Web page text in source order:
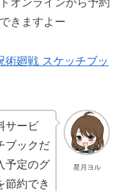
きますよー
術廻戦 スケッチブッ
星月ヨル
サービ
ブックだ
予定のグ
節約でき